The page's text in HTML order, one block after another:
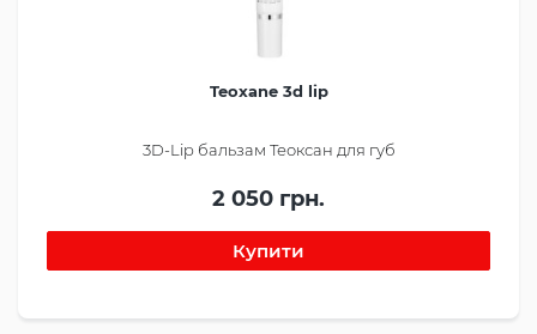
Teoxane 3d lip
3D-Lip бальзам Теоксан для губ
2 050 грн.